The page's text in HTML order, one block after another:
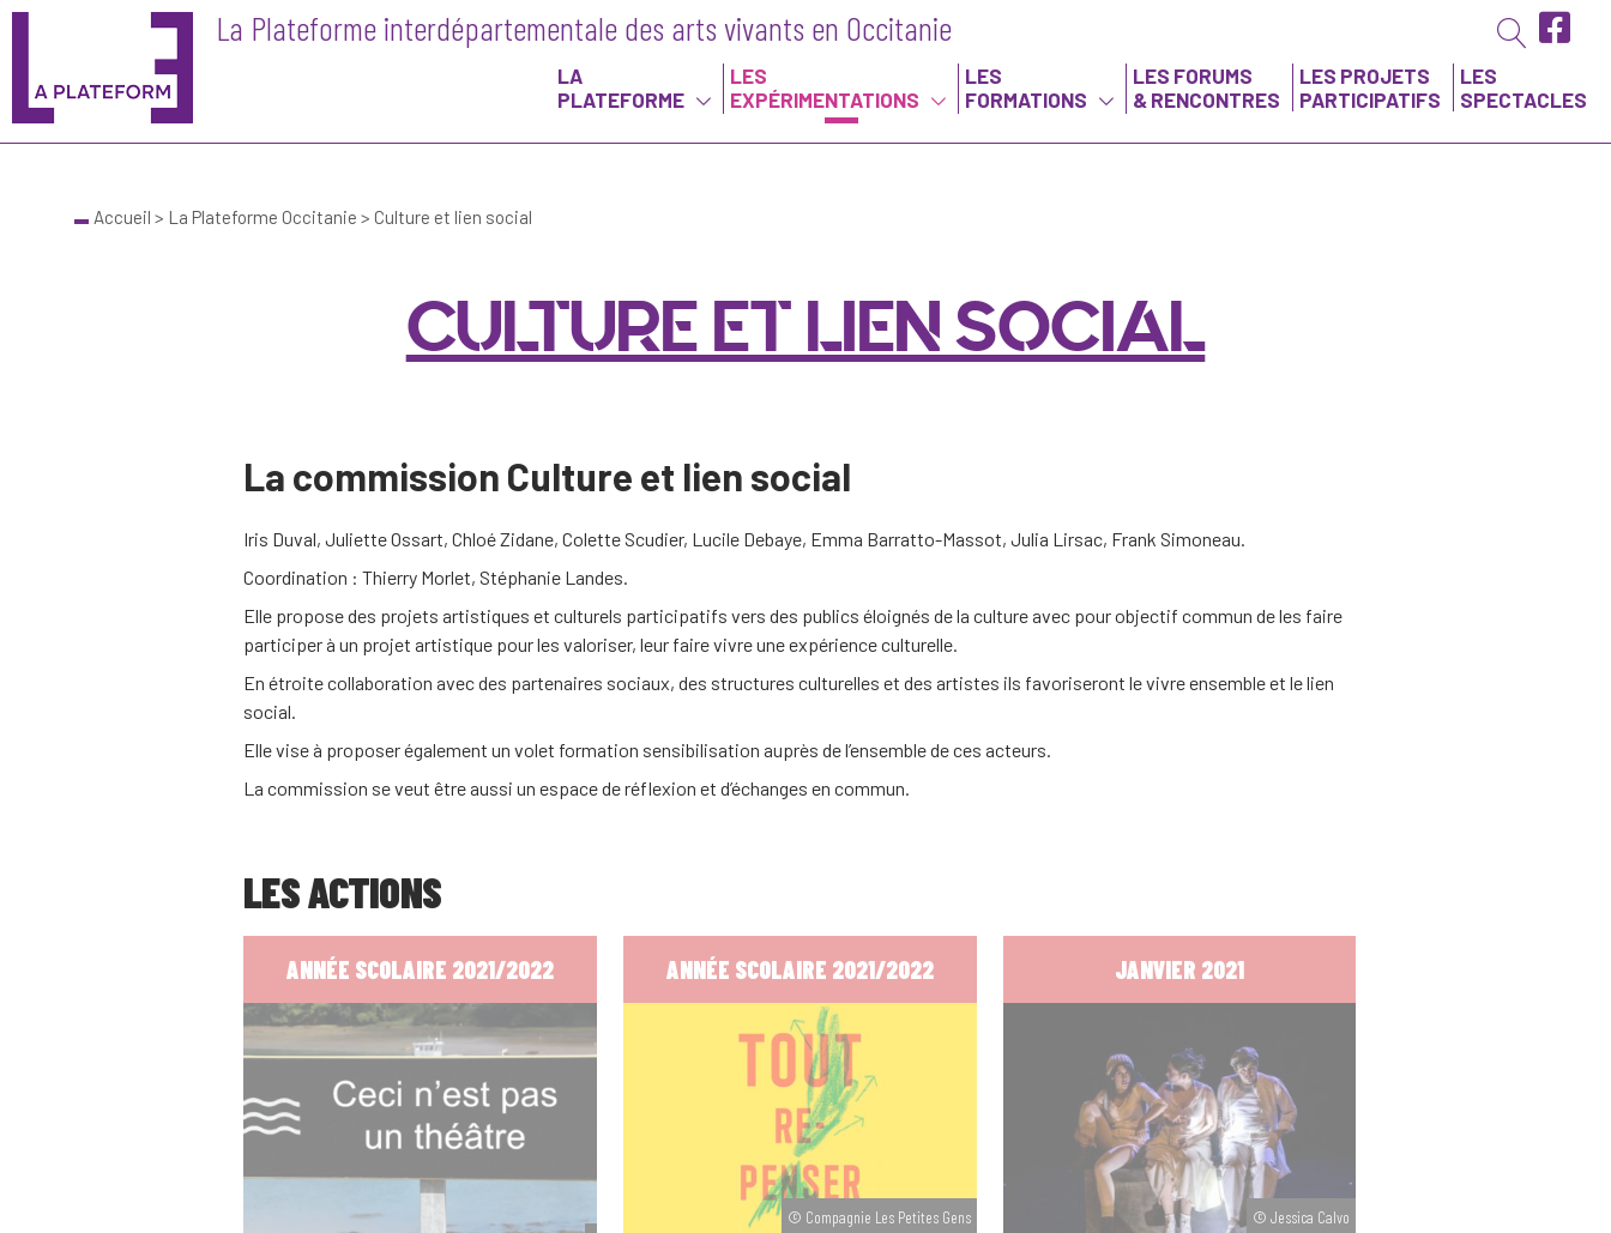
La Plateforme interdépartementale des arts vivants en Occitanie
LA
PLATEFORME
LES
EXPÉRIMENTATIONS
LES
FORMATIONS
LES FORUMS
& RENCONTRES
LES PROJETS
PARTICIPATIFS
LES
SPECTACLES
Accueil > La Plateforme Occitanie > Culture et lien social
CULTURE ET LIEN SOCIAL
La commission Culture et lien social
Iris Duval, Juliette Ossart, Chloé Zidane, Colette Scudier, Lucile Debaye, Emma Barratto-Massot, Julia Lirsac, Frank Simoneau.
Coordination : Thierry Morlet, Stéphanie Landes.
Elle propose des projets artistiques et culturels participatifs vers des publics éloignés de la culture avec pour objectif commun de les faire
participer à un projet artistique pour les valoriser, leur faire vivre une expérience culturelle.
En étroite collaboration avec des partenaires sociaux, des structures culturelles et des artistes ils favoriseront le vivre ensemble et le lien
social.
Elle vise à proposer également un volet formation sensibilisation auprès de l’ensemble de ces acteurs.
La commission se veut être aussi un espace de réflexion et d’échanges en commun.
LES ACTIONS
ANNÉE SCOLAIRE 2021/2022 ANNÉE SCOLAIRE 2021/2022
© Compagnie Les Petites Gens
JANVIER 2021
© Jessica Calvo